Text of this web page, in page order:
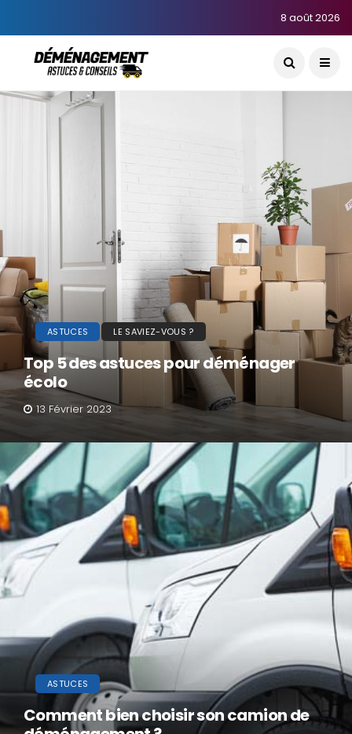
8 août 2026
ASTUCES LE SAVIEZ-VOUS ?
Top 5 des astuces pour déménager
écolo
13 Février 2023
ASTUCES
Comment bien choisir son camion de